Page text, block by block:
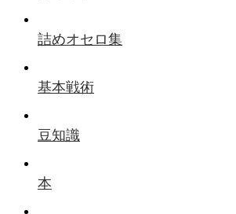
詰めオセロ集
基本戦術
豆知識
本